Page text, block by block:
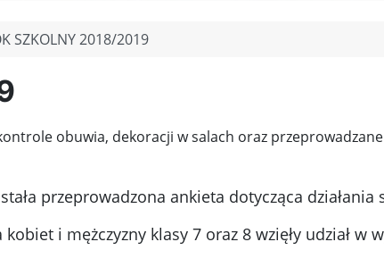
SZKOLNY 2018/2019
obuwia, dekoracji w salach oraz
przeprowadzona ankieta dotycząca
i mężczyzny klasy 7 oraz 8 wzięły udział w